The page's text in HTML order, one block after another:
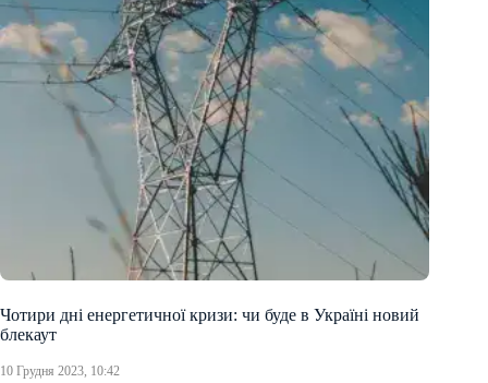
Чотири дні енергетичної кризи: чи буде в Україні новий
блекаут
10 Грудня 2023, 10:42